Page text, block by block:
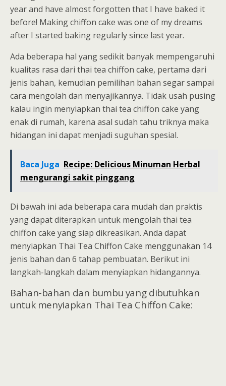
year and have almost forgotten that I have baked it
before! Making chiffon cake was one of my dreams
after I started baking regularly since last year.
Ada beberapa hal yang sedikit banyak mempengaruhi
kualitas rasa dari thai tea chiffon cake, pertama dari
jenis bahan, kemudian pemilihan bahan segar sampai
cara mengolah dan menyajikannya. Tidak usah pusing
kalau ingin menyiapkan thai tea chiffon cake yang
enak di rumah, karena asal sudah tahu triknya maka
hidangan ini dapat menjadi suguhan spesial.
Baca Juga Recipe: Delicious Minuman Herbal
mengurangi sakit pinggang
Di bawah ini ada beberapa cara mudah dan praktis
yang dapat diterapkan untuk mengolah thai tea
chiffon cake yang siap dikreasikan. Anda dapat
menyiapkan Thai Tea Chiffon Cake menggunakan 14
jenis bahan dan 6 tahap pembuatan. Berikut ini
langkah-langkah dalam menyiapkan hidangannya.
Bahan-bahan dan bumbu yang dibutuhkan
untuk menyiapkan Thai Tea Chiffon Cake: